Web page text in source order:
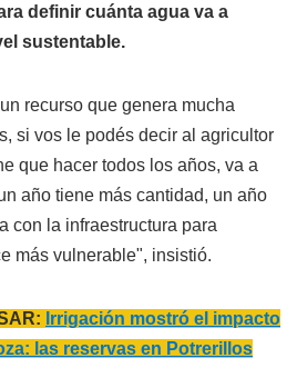
definir cuánta agua va a
sustentable.
recurso que genera mucha
si vos le podés decir al agricultor
que hacer todos los años, va a
año tiene más cantidad, un año
con la infraestructura para
más vulnerable", insistió.
Irrigación mostró el impacto
las reservas en Potrerillos